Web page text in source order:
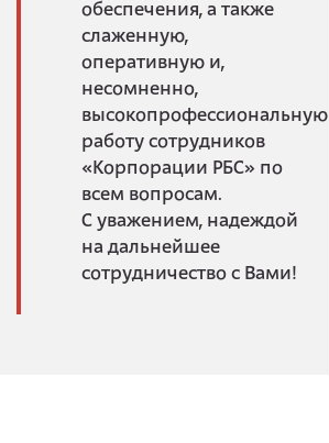
обеспечения, а также
слаженную,
оперативную и,
несомненно,
высокопрофессиональную
работу сотрудников
«Корпорации РБС» по
всем вопросам.
С уважением, надеждой
на дальнейшее
сотрудничество с Вами!